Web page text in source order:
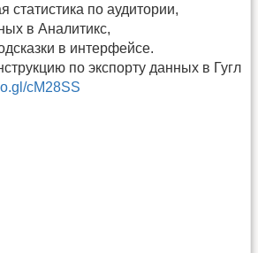
статистика по аудитории,
в Аналитикс,
в интерфейсе.
по экспорту данных в Гугл
cM28SS